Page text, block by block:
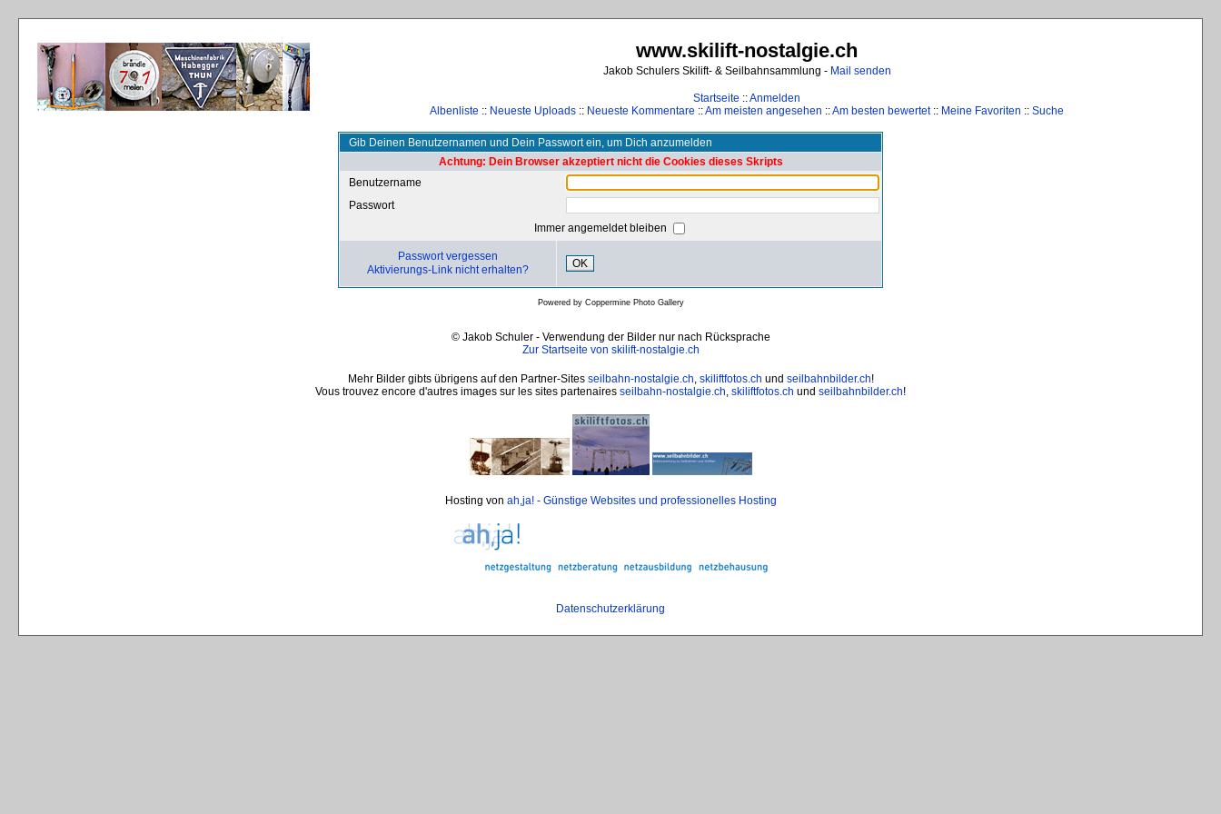
www.skilift-nostalgie.ch
Jakob Schulers Skilift- & Seilbahnsammlung - Mail senden
Startseite ::Anmelden
Albenliste :: Neueste Uploads :: Neueste Kommentare ::Am meisten angesehen ::Am besten bewertet:: Meine Favoriten :: Suche
Gib Deinen Benutzernamen und Dein Passwort ein, um Dich anzumelden
Achtung: Dein Browser akzeptiert nicht die Cookies dieses Skripts
Benutzername
Passwort
Immer angemeldet bleiben
Passwort vergessen
Aktivierungs-Link nicht erhalten?
OK
Powered by Coppermine Photo Gallery
© Jakob Schuler - Verwendung der Bilder nur nach Rücksprache
Zur Startseite von skilift-nostalgie.ch
Mehr Bilder gibts übrigens auf den Partner-Sites seilbahn-nostalgie.ch, skiliftfotos.ch und seilbahnbilder.ch!
Vous trouvez encore d'autres images sur les sites partenaires seilbahn-nostalgie.ch, skiliftfotos.ch und seilbahnbilder.ch!
Hosting von ah,ja! - Günstige Websites und professionelles Hosting
Datenschutzerklärung